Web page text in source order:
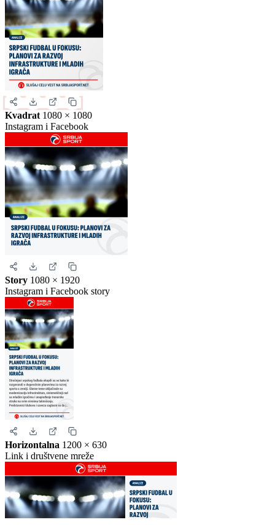
Slika za deljenje
Izaberite format slike.
Ovo je samo generički prikaz izgleda formata. Kliknite na željeni
format da biste generisali stvarnu sliku za ovu vest.
Instagram objava1080 × 1350
Uspravna objava
Kvadrat1080 × 1080
Instagram i Facebook
Story 1080 × 1920
Instagram i Facebook story